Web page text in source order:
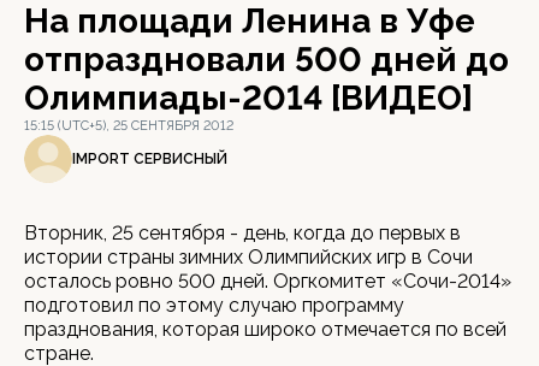
На площади Ленина в Уфе
отпраздновали 500 дней до
Олимпиады-2014 [ВИДЕО]
15:15 (UTC+5), 25 СЕНТЯБРЯ 2012
IMPORT СЕРВИСНЫЙ
Вторник, 25 сентября - день, когда до первых в
истории страны зимних Олимпийских игр в Сочи
осталось ровно 500 дней. Оргкомитет «Сочи-2014»
подготовил по этому случаю программу
празднования, которая широко отмечается по всей
стране.